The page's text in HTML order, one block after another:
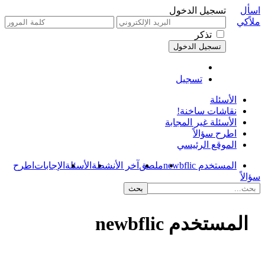
تسجيل الدخول
تذكر
تسجيل
اسأل
ملاًكي
الأسئلة
نقاشات ساخنة!
الأسئلة غير المجابة
اطرح سؤالاً
الموقع الرئيسي
المستخدم newbflic ملصق آخر الأنشطة الأسئلة الإجابات اطرح
سؤالاً
المستخدم newbflic